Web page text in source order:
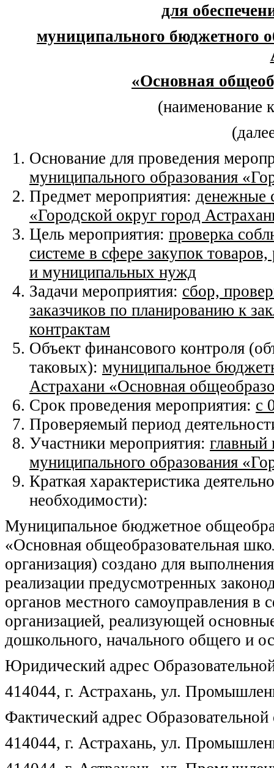
для
муниципального бюджетного
«Основная
(наименование
Основание для проведения
муниципального образования
Предмет мероприятия: денежные
«Городской округ город
Цель мероприятия: проверка
системе в сфере закупок
и муниципальных нужд
Задачи мероприятия: сбор,
заказчиков по планированию к
контрактам
Объект финансового контроля
таковых): муниципальное
Астрахани «Основная
Срок проведения мероприятия: с
Проверяемый период
Участники мероприятия: главный
муниципального образования
Краткая характеристика
необходимости):
Муниципальное бюджетное
«Основная общеобразовательная
организация) создано для
реализации предусмотренных
органов местного самоуправления в
организацией, реализующей
дошкольного, начального общего и
Юридический адрес
414044, г. Астрахань, ул.
Фактический адрес Образовательной
414044, г. Астрахань, ул.